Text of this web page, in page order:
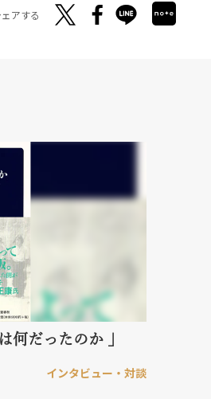
ェアする
何だったのか 」
インタビュー・対談